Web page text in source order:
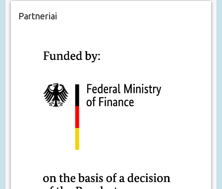
Partneriai